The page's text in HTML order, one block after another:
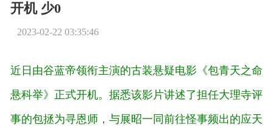
开机 少0
2023-02-22 03:35:46
近日由谷蓝帝领衔主演的古装悬疑电影《包青天之命
悬科举》正式开机。据悉该影片讲述了担任大理寺评
事的包拯为寻恩师，与展昭一同前往怪事频出的应天